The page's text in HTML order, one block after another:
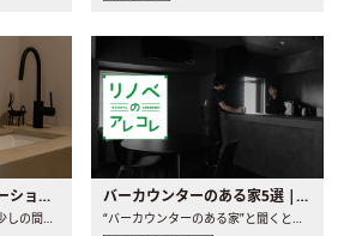
洗面所・洗面台リノベーションの事例と間取りアイデア
毎日使う場所だからこそ、少しの間取りの工夫や素材の選び方で..
バーカウンターのある家5選 | 日常に馴染む“距離の近い”キッチンとは
“バーカウンターのある家”と聞くと、少し特別な、大人のための..